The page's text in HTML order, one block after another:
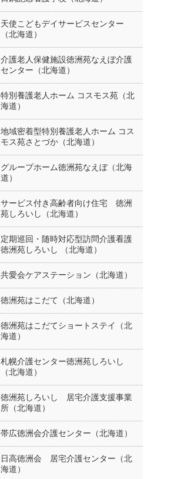
天使こどもデイサービスセンター
（北海道）
介護老人保健施設徳洲苑なえぼ介護
センター（北海道）
特別養護老人ホーム コスモス苑（北
海道）
地域密着型特別養護老人ホーム コス
モス苑さとづか（北海道）
グループホーム徳洲苑なえぼ（北海
道）
サービス付き高齢者向け住宅 徳洲
苑しろいし（北海道）
定期巡回・随時対応型訪問介護看護
徳洲苑しろいし （北海道）
共愛会ケアステーション（北海道）
徳洲苑はこだて（北海道）
徳洲苑はこだてショートステイ（北
海道）
札幌介護センター徳洲苑しろいし
（北海道）
徳洲苑しろいし 居宅介護支援事業
所（北海道）
帯広徳洲会介護センター（北海道）
日高徳洲会 居宅介護センター（北
海道）